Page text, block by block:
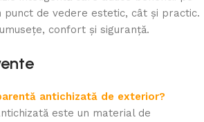
de vedere estetic, cât și practic.
confort și siguranță.
antichizată de exterior?
este un material de